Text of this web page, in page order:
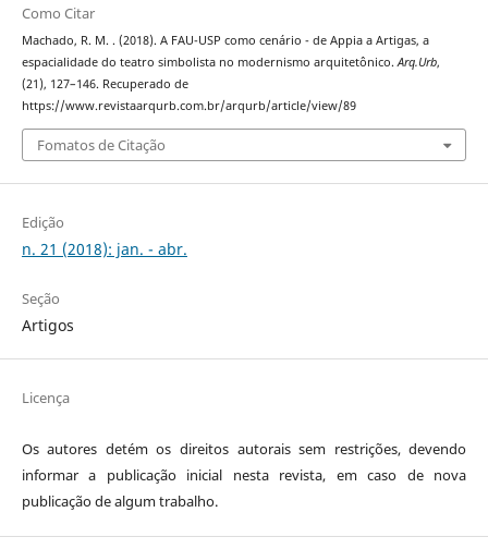
Como Citar
Machado, R. M. . (2018). A FAU-USP como cenário - de Appia a Artigas, a
espacialidade do teatro simbolista no modernismo arquitetônico.Arq.Urb,
(21), 127–146. Recuperado de
https://www.revistaarqurb.com.br/arqurb/article/view/89
Fomatos de Citação
Edição
n. 21 (2018): jan. - abr.
Seção
Artigos
Licença
Os autores detém os direitos autorais sem restrições, devendo
informar a publicação inicial nesta revista, em caso de nova
publicação de algum trabalho.